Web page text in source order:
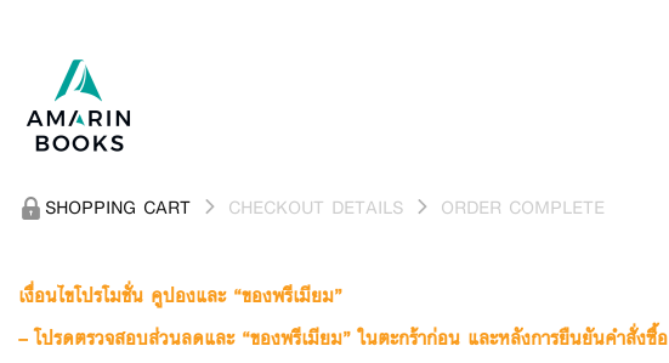
SHOPPING CART CHECKOUT DETAILS ORDER COMPLETE
เงื่อนไขโปรโมชั่น คูปองและ “ของพรีเมียม”
– โปรดตรวจสอบส่วนลดและ “ของพรีเมียม” ในตะกร้าก่อน และหลังการยืนยันคำสั่งซื้อ